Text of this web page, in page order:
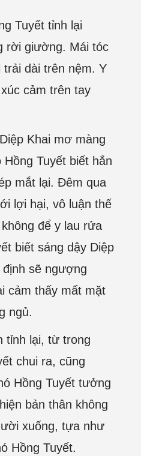
Tuyết tỉnh lại
rời giường. Mái tóc
trải dài trên nệm. Y
cảm trên tay
Khai mơ màng
Tuyết biết hắn
mắt lại. Đêm qua
lợi hại, vô luận thế
để y lau rửa
biết sáng dậy Diệp
sẽ ngượng
cảm thấy mất mặt
ngủ.
tỉnh lại, từ trong
chui ra, cũng
Hồng Tuyết tưởng
bản thân không
xuống, tựa như
Hồng Tuyết.